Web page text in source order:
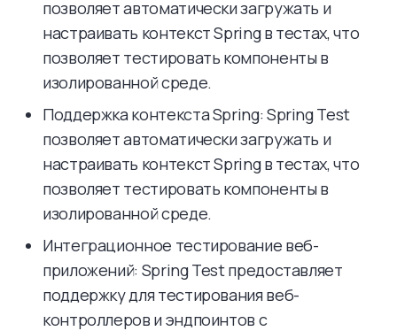
позволяет автоматически загружать и
настраивать контекст Spring в тестах, что
позволяет тестировать компоненты в
изолированной среде.
Поддержка контекста Spring: Spring Test
позволяет автоматически загружать и
настраивать контекст Spring в тестах, что
позволяет тестировать компоненты в
изолированной среде.
Интеграционное тестирование веб-
приложений: Spring Test предоставляет
поддержку для тестирования веб-
контроллеров и эндпоинтов с